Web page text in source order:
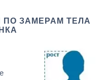
ЗАМЕРАМ ТЕЛА